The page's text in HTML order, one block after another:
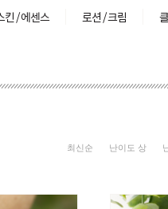
킨 / 에센스 로션 / 크림
최신순 난이도 상